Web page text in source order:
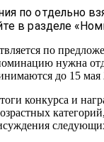
по отдельно
в разделе
по
нужна
до 15 мая
конкурса и